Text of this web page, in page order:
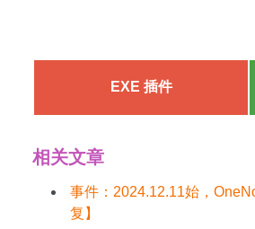
EXE 插件
相关文章
事件：2024.12.11始，
复】